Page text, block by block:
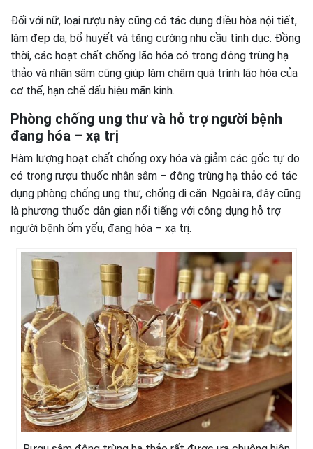
Đối với nữ, loại rượu này cũng có tác dụng điều hòa nội tiết,
làm đẹp da, bổ huyết và tăng cường nhu cầu tình dục. Đồng
thời, các hoạt chất chống lão hóa có trong đông trùng hạ
thảo và nhân sâm cũng giúp làm chậm quá trình lão hóa của
cơ thể, hạn chế dấu hiệu mãn kinh.
Phòng chống ung thư và hỗ trợ người bệnh
đang hóa – xạ trị
Hàm lượng hoạt chất chống oxy hóa và giảm các gốc tự do
có trong rượu thuốc nhân sâm – đông trùng hạ thảo có tác
dụng phòng chống ung thư, chống di căn. Ngoài ra, đây cũng
là phương thuốc dân gian nổi tiếng với công dụng hỗ trợ
người bệnh ốm yếu, đang hóa – xạ trị.